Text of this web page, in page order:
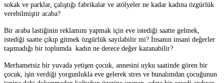
sokak ve parklar, çalıştığı fabrikalar ve atölyeler ne kadar kadına özgürlük
verebilmiştir acaba?
Bir araba lastiğinin reklamını yapmak için eve istediği saatte gelmek,
istediği saatte çıkıp gitmek özgürlük sayılabilir mi? İnsanın insani değerler
taşımadığı bir toplumda kadın ne derece değer kazanabilir?
Merhametsiz bir yuvada yetişen çocuk, annesini uyku saatinde gören bir
çocuk, işin verdiği yorgunlukla eve gelerek stres ve bunalımdan çocuğunun